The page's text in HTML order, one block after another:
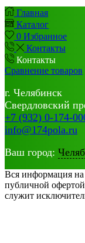
Главная
Каталог
0 Избранное
Контакты
Контакты
Сравнение товаров
г. Челябинск
Свердловский
+7 (932) 0-174-
info@174pola.ru
Ваш город:
Вся информация на
публичной
служит